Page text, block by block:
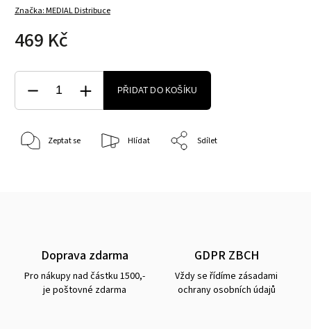
Značka:MEDIAL Distribuce
469 Kč
PŘIDAT DO KOŠÍKU
Zeptat se Hlídat Sdílet
Doprava zdarma
Pro nákupy nad částku 1500,-
je poštovné zdarma
GDPR ZBCH
Vždy se řídíme zásadami
ochrany osobních údajů